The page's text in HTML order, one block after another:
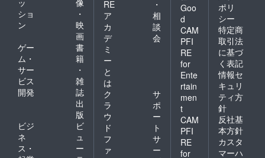
ッ
ショ
ン
像
・
映
画
ゲー
ム・
サー
ビス
開発
書
籍
・
雑
誌
出
版
ビジ
ネ
ス・
ビ
ュ
ー
RE
ア
カ
デ
ミ
ー
と
は
・
相
談
会
ク
ラ
ウ
ド
フ
ァ
サ
ポ
ー
ト
サ
ー
Goo
d
CAM
PFI
RE
for
Ente
rtain
men
t
CAM
PFI
RE
for
ポリ
シー
特定商
取引法
に基づ
く表記
情報セ
キュリ
ティ方
針
反社基
本方針
カスタ
マーハ